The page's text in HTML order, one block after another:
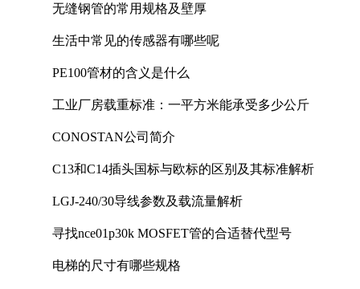
无缝钢管的常用规格及壁厚
生活中常见的传感器有哪些呢
PE100管材的含义是什么
工业厂房载重标准：一平方米能承受多少公斤
CONOSTAN公司简介
C13和C14插头国标与欧标的区别及其标准解析
LGJ-240/30导线参数及载流量解析
寻找nce01p30k MOSFET管的合适替代型号
电梯的尺寸有哪些规格